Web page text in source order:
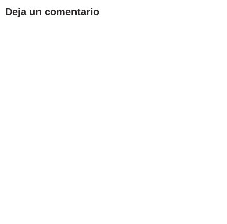
Deja un comentario